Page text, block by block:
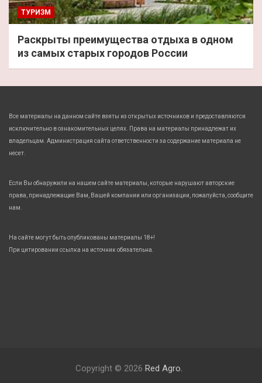
ТУРИЗМ
Раскрыты преимущества отдыха в одном
из самых старых городов России
Все материалы на данном сайте взяты из открытых источников и предоставляются
исключительно в ознакомительных целях. Права на материалы принадлежат их
владельцам. Администрация сайта ответственности за содержание материала не
несет.
Если Вы обнаружили на нашем сайте материалы, которые нарушают авторские
права, принадлежащие Вам, Вашей компании или организации, пожалуйста, сообщите
нам.
На сайте могут быть опубликованы материалы 18+!
При цитировании ссылка на источник обязательна.
Copyright © 2026 Red Agro.